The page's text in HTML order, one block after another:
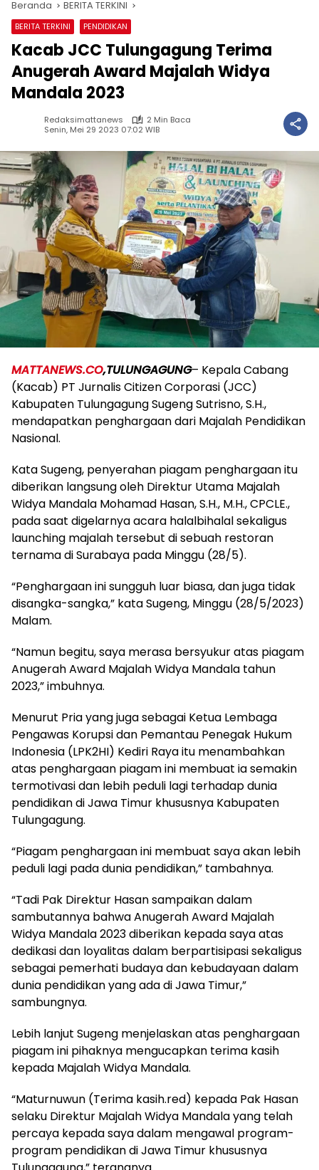
Beranda BERITA TERKINI
BERITA TERKINI PENDIDIKAN
Kacab JCC Tulungagung Terima
Anugerah Award Majalah Widya
Mandala 2023
Redaksimattanews
2 Min Baca
Senin, Mei 29 2023 07:02 WIB
MATTANEWS.CO,TULUNGAGUNG– Kepala Cabang
(Kacab) PT Jurnalis Citizen Corporasi (JCC)
Kabupaten Tulungagung Sugeng Sutrisno, S.H.,
mendapatkan penghargaan dari Majalah Pendidikan
Nasional.
Kata Sugeng, penyerahan piagam penghargaan itu
diberikan langsung oleh Direktur Utama Majalah
Widya Mandala Mohamad Hasan, S.H., M.H., CPCLE.,
pada saat digelarnya acara halalbihalal sekaligus
launching majalah tersebut di sebuah restoran
ternama di Surabaya pada Minggu (28/5).
“Penghargaan ini sungguh luar biasa, dan juga tidak
disangka-sangka,” kata Sugeng, Minggu (28/5/2023)
Malam.
“Namun begitu, saya merasa bersyukur atas piagam
Anugerah Award Majalah Widya Mandala tahun
2023,” imbuhnya.
Menurut Pria yang juga sebagai Ketua Lembaga
Pengawas Korupsi dan Pemantau Penegak Hukum
Indonesia (LPK2HI) Kediri Raya itu menambahkan
atas penghargaan piagam ini membuat ia semakin
termotivasi dan lebih peduli lagi terhadap dunia
pendidikan di Jawa Timur khususnya Kabupaten
Tulungagung.
“Piagam penghargaan ini membuat saya akan lebih
peduli lagi pada dunia pendidikan,” tambahnya.
“Tadi Pak Direktur Hasan sampaikan dalam
sambutannya bahwa Anugerah Award Majalah
Widya Mandala 2023 diberikan kepada saya atas
dedikasi dan loyalitas dalam berpartisipasi sekaligus
sebagai pemerhati budaya dan kebudayaan dalam
dunia pendidikan yang ada di Jawa Timur,”
sambungnya.
Lebih lanjut Sugeng menjelaskan atas penghargaan
piagam ini pihaknya mengucapkan terima kasih
kepada Majalah Widya Mandala.
“Maturnuwun (Terima kasih.red) kepada Pak Hasan
selaku Direktur Majalah Widya Mandala yang telah
percaya kepada saya dalam mengawal program-
program pendidikan di Jawa Timur khususnya